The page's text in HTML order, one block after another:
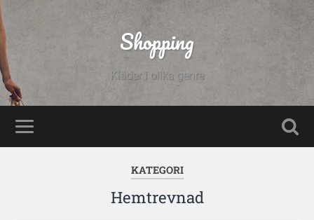
Shopping
Kläder i olika genre
KATEGORI
Hemtrevnad